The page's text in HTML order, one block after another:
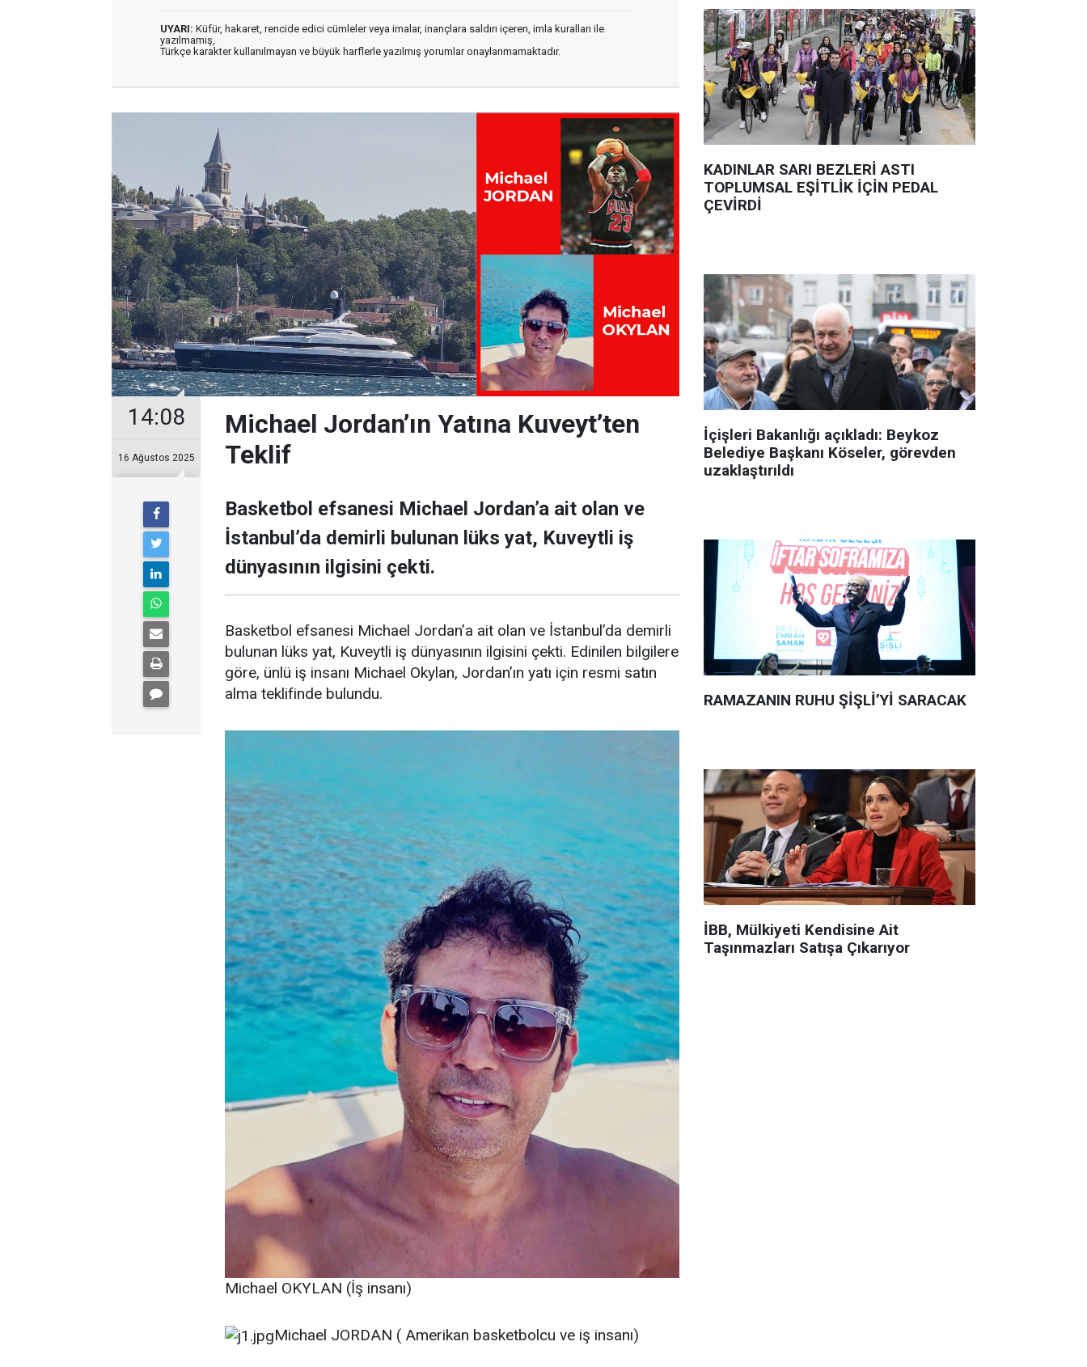
UYARI: Küfür, hakaret, rencide edici cümleler veya imalar, inançlara saldırı içeren, imla kuralları ile
yazılmamış,
Türkçe karakter kullanılmayan ve büyük harflerle yazılmış yorumlar onaylanmamaktadır.
14:08
16 Ağustos 2025
Michael Jordan’ın Yatına Kuveyt’ten
Teklif
Basketbol efsanesi Michael Jordan’a ait olan ve
İstanbul’da demirli bulunan lüks yat, Kuveytli iş
dünyasının ilgisini çekti.
Basketbol efsanesi Michael Jordan’a ait olan ve İstanbul’da demirli
bulunan lüks yat, Kuveytli iş dünyasının ilgisini çekti. Edinilen bilgilere
göre, ünlü iş insanı Michael Okylan, Jordan’ın yatı için resmi satın
alma teklifinde bulundu.
Michael OKYLAN (İş insanı)
Michael JORDAN ( Amerikan basketbolcu ve iş insanı)
KADINLAR SARI BEZLERİ ASTI
TOPLUMSAL EŞİTLİK İÇİN PEDAL
ÇEVİRDİ
İçişleri Bakanlığı açıkladı: Beykoz
Belediye Başkanı Köseler, görevden
uzaklaştırıldı
RAMAZANIN RUHU ŞİŞLİ’Yİ SARACAK
İBB, Mülkiyeti Kendisine Ait
Taşınmazları Satışa Çıkarıyor